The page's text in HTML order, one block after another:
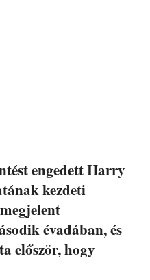
engedett Harry
kezdeti
évadában, és
először, hogy